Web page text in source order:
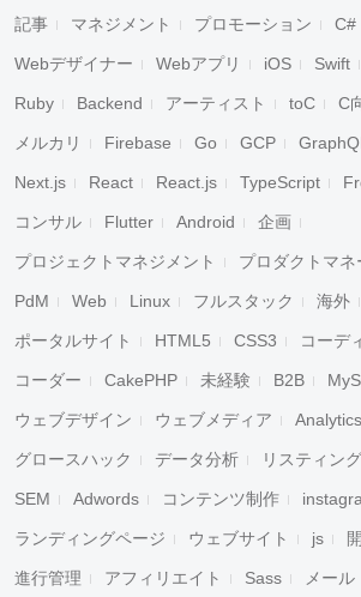
キャンセル
記事 マネジメント プロモーション C#
Webデザイナー Webアプリ iOS Swift
Ruby Backend アーティスト toC C
メルカリ Firebase Go GCP
Next.js React React.js TypeScript
コンサル Flutter Android 企画
プロジェクトマネジメント プロダクトマネ
PdM Web Linux フルスタック 海外
ポータルサイト HTML5 CSS3 コーデ
コーダー CakePHP 未経験 B2B
ウェブデザイン ウェブメディア Analytics
グロースハック データ分析 リスティン
SEM Adwords コンテンツ制作
ランディングページ ウェブサイト js
進行管理 アフィリエイト Sass メール